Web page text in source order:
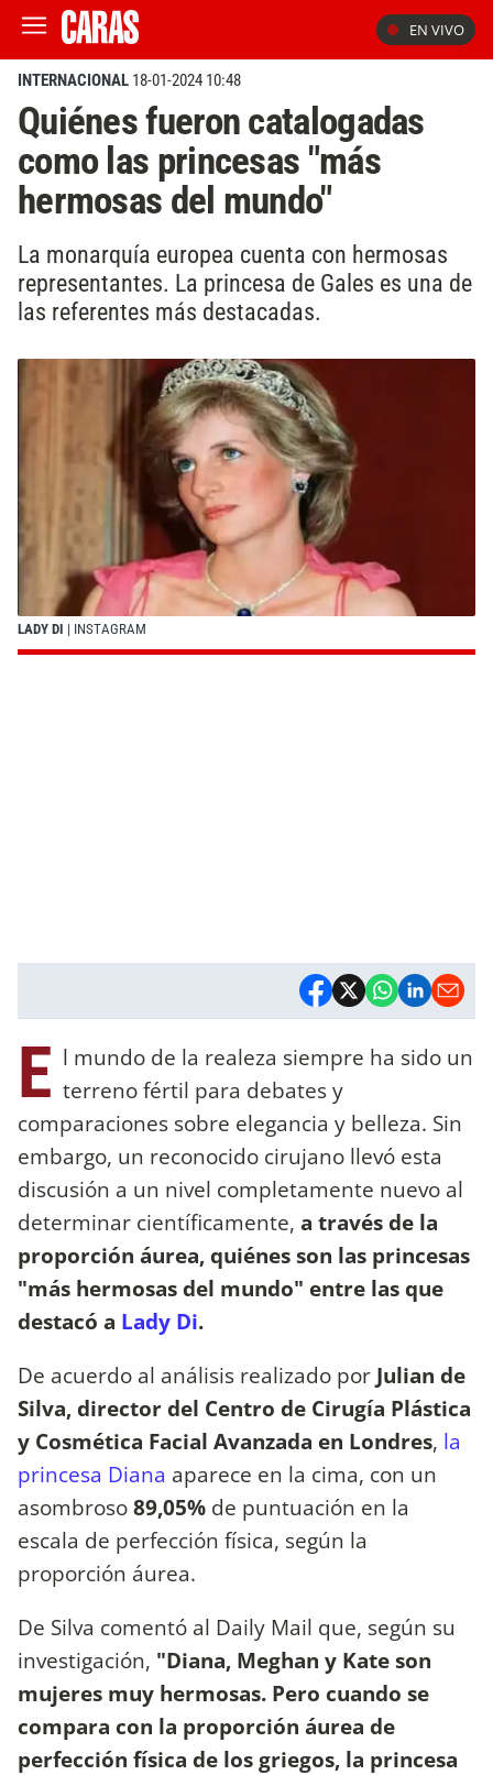
EN VIVO
INTERNACIONAL 18-01-2024 10:48
Quiénes fueron catalogadas
como las princesas "más
hermosas del mundo"
La monarquía europea cuenta con hermosas
representantes. La princesa de Gales es una de
las referentes más destacadas.
LADY DI | INSTAGRAM
E l mundo de la realeza siempre ha sido un
terreno fértil para debates y
comparaciones sobre elegancia y belleza. Sin
embargo, un reconocido cirujano llevó esta
discusión a un nivel completamente nuevo al
determinar científicamente, a través de la
proporción áurea, quiénes son las princesas
"más hermosas del mundo" entre las que
destacó a Lady Di.
De acuerdo al análisis realizado por Julian de
Silva, director del Centro de Cirugía Plástica
y Cosmética Facial Avanzada en Londres, la
princesa Diana aparece en la cima, con un
asombroso89,05% de puntuación en la
escala de perfección física, según la
proporción áurea.
De Silva comentó al Daily Mail que, según su
investigación, "Diana, Meghan y Kate son
mujeres muy hermosas. Pero cuando se
compara con la proporción áurea de
perfección física de los griegos, la princesa